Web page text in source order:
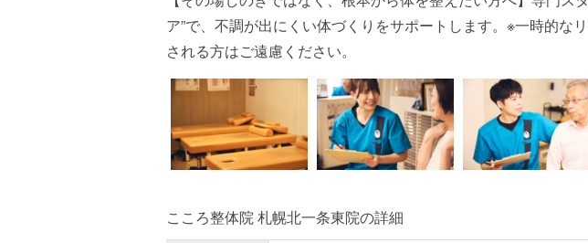
ア”で、不調が出にくい体づくりをサポートします。※一時的な
される方はご遠慮ください。
こころ整体院 札幌北一条東院の詳細